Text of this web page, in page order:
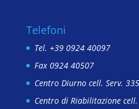
Telefoni
Tel. +39 0924 40097
Fax 0924 40507
Centro Diurno cell. Serv.
Centro di Riabilitazione